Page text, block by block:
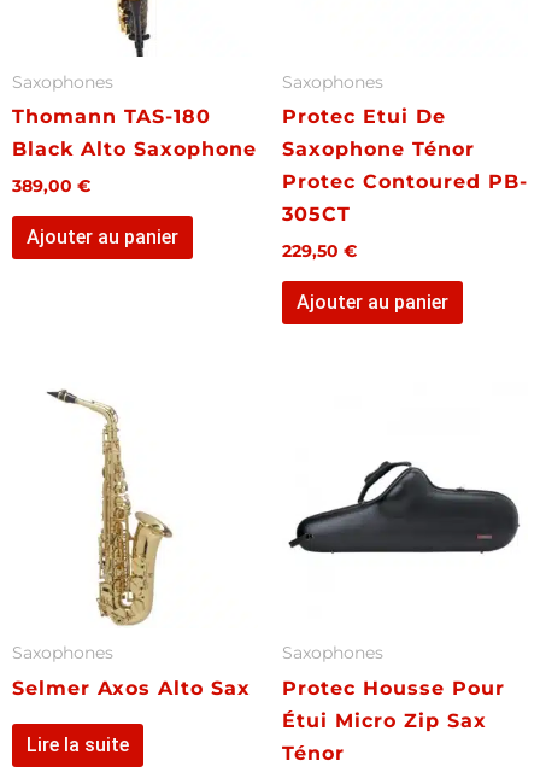
Saxophones
Thomann TAS-180
Black Alto Saxophone
389,00 €
Ajouter au panier
Saxophones
Protec Etui De
Saxophone Ténor
Protec Contoured PB-
305CT
229,50 €
Ajouter au panier
Saxophones
Selmer Axos Alto Sax
Lire la suite
Saxophones
Protec Housse Pour
Étui Micro Zip Sax
Ténor